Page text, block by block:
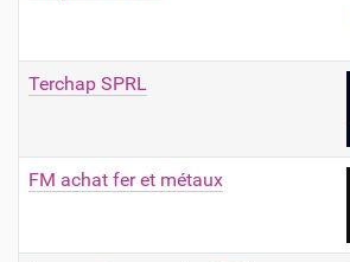
Terchap SPRL
FM achat fer et métaux